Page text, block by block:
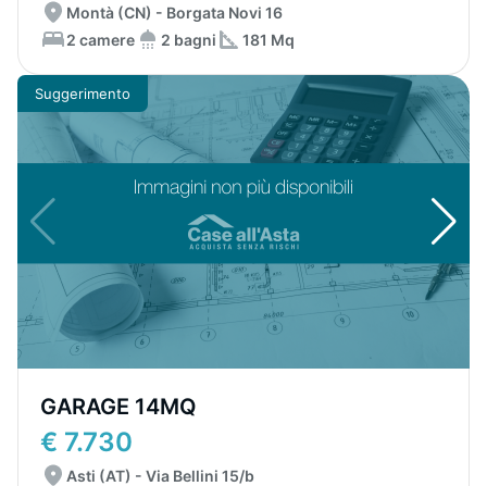
Montà (CN) - Borgata Novi 16
2 camere
2 bagni 181 Mq
Suggerimento
GARAGE 14MQ
€ 7.730
Asti (AT) - Via Bellini 15/b